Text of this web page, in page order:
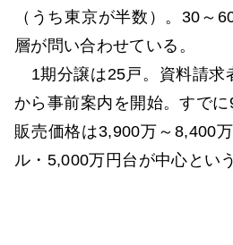
（うち東京が半数）。30～
層が問い合わせている。
1期分譲は25戸。資料請求
から事前案内を開始。すでに
販売価格は3,900万～8,400
ル・5,000万円台が中心という